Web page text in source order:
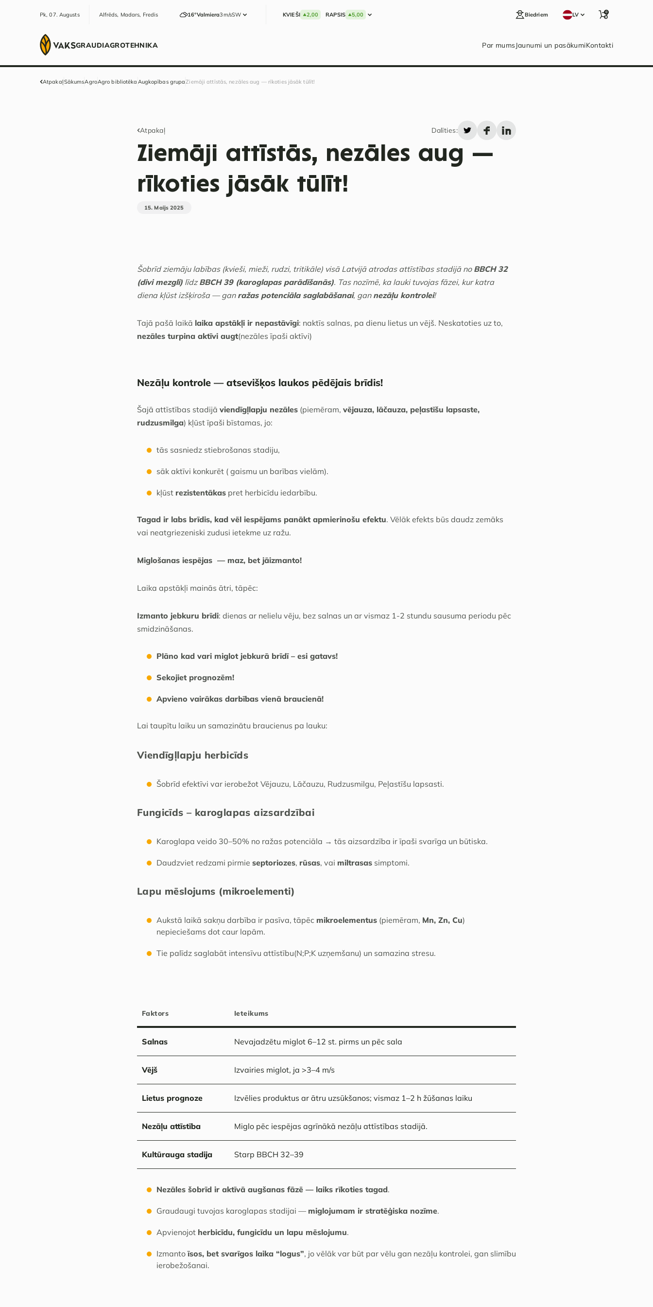
Pk, 07. Augusts Alfrēds, Madars, Fredis 16°Valmiera3m/sSW KVIEŠI 2,00 RAPSIS 5,00 Biedriem LV 0
GRAUDIAGROTEHNIKA Par mumsJaunumi un pasākumiKontakti
AtpakaļSākumsAgroAgro bibliotēka Augkopības grupaZiemāji attīstās, nezāles aug — rīkoties jāsāk tūlīt!
Atpakaļ Dalīties:
Ziemāji attīstās, nezāles aug —
rīkoties jāsāk tūlīt!
15. Maijs 2025
Šobrīd ziemāju labības (kvieši, mieži, rudzi, tritikāle) visā Latvijā atrodas attīstības stadijā no BBCH 32
(divi mezgli) līdzBBCH 39 (karoglapas parādīšanās). Tas nozīmē, ka lauki tuvojas fāzei, kur katra
diena kļūst izšķiroša — gan ražas potenciāla saglabāšanai, gan nezāļu kontrolei!
Tajā pašā laikā laika apstākļi ir nepastāvīgi: naktīs salnas, pa dienu lietus un vējš. Neskatoties uz to,
nezāles turpina aktīvi augt(nezāles īpaši aktīvi)
Nezāļu kontrole — atsevišķos laukos pēdējais brīdis!
Šajā attīstības stadijā viendīgļlapju nezāles (piemēram, vējauza, lāčauza, peļastīšu lapsaste,
rudzusmilga) kļūst īpaši bīstamas, jo:
tās sasniedz stiebrošanas stadiju,
sāk aktīvi konkurēt ( gaismu un barības vielām).
kļūst rezistentākas pret herbicīdu iedarbību.
Tagad ir labs brīdis, kad vēl iespējams panākt apmierinošu efektu. Vēlāk efekts būs daudz zemāks
vai neatgriezeniski zudusi ietekme uz ražu.
Miglošanas iespējas — maz, bet jāizmanto!
Laika apstākļi mainās ātri, tāpēc:
Izmanto jebkuru brīdi: dienas ar nelielu vēju, bez salnas un ar vismaz 1-2 stundu sausuma periodu pēc
smidzināšanas.
Plāno kad vari miglot jebkurā brīdī – esi gatavs!
Sekojiet prognozēm!
Apvieno vairākas darbības vienā braucienā!
Lai taupītu laiku un samazinātu braucienus pa lauku:
Viendīgļlapju herbicīds
Šobrīd efektīvi var ierobežot Vējauzu, Lāčauzu, Rudzusmilgu, Peļastīšu lapsasti.
Fungicīds – karoglapas aizsardzībai
Karoglapa veido 30–50% no ražas potenciāla → tās aizsardzība ir īpaši svarīga un būtiska.
Daudzviet redzami pirmie septoriozes, rūsas, vai miltrasas simptomi.
Lapu mēslojums (mikroelementi)
Aukstā laikā sakņu darbība ir pasīva, tāpēc mikroelementus (piemēram, Mn, Zn, Cu)
nepieciešams dot caur lapām.
Tie palīdz saglabāt intensīvu attīstību(N;P;K uzņemšanu) un samazina stresu.
Faktors Ieteikums
Salnas Nevajadzētu miglot 6–12 st. pirms un pēc sala
Vējš Izvairies miglot, ja >3–4 m/s
Lietus prognoze Izvēlies produktus ar ātru uzsūkšanos; vismaz 1–2 h žūšanas laiku
Nezāļu attīstība Miglo pēc iespējas agrīnākā nezāļu attīstības stadijā.
Kultūrauga stadija Starp BBCH 32–39
Nezāles šobrīd ir aktīvā augšanas fāzē — laiks rīkoties tagad.
Graudaugi tuvojas karoglapas stadijai — miglojumam ir stratēģiska nozīme.
Apvienojot herbicīdu, fungicīdu un lapu mēslojumu.
Izmantoīsos, bet svarīgos laika “logus”, jo vēlāk var būt par vēlu gan nezāļu kontrolei, gan slimību
ierobežošanai.